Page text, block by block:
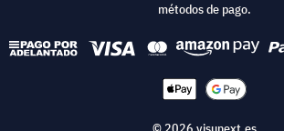
métodos de pago.